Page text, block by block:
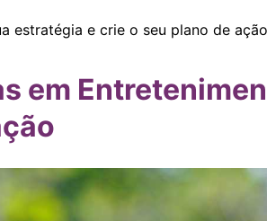
estratégia e crie o seu plano de
em